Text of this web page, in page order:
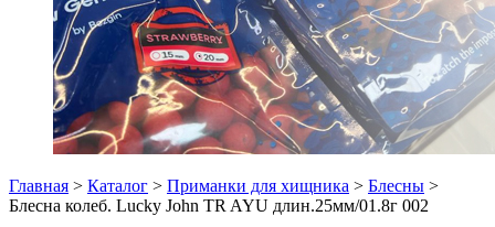
Главная > Каталог > Приманки для хищника > Блесны >
Блесна колеб. Lucky John TR AYU длин.25мм/01.8г 002